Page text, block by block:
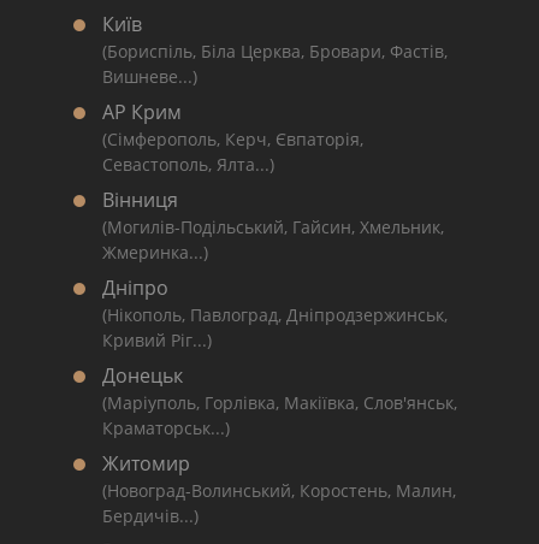
Київ
(Бориспіль, Біла Церква, Бровари, Фастів,
Вишневе...)
АР Крим
(Сімферополь, Керч, Євпаторія,
Севастополь, Ялта...)
Вінниця
(Могилів-Подільський, Гайсин, Хмельник,
Жмеринка...)
Дніпро
(Нікополь, Павлоград, Дніпродзержинськ,
Кривий Ріг...)
Донецьк
(Маріуполь, Горлівка, Макіївка, Слов'янськ,
Краматорськ...)
Житомир
(Новоград-Волинський, Коростень, Малин,
Бердичів...)